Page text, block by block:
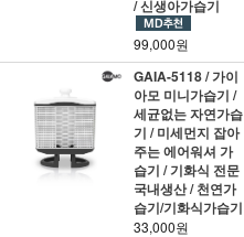
/ 신생아가습기
99,000원
GAIA-5118 / 가이
아모 미니가습기 /
세균없는 자연가습
기 / 미세먼지 잡아
주는 에어워셔 가
습기 / 기화식 전문
국내생산 / 천연가
습기/기화식가습기
33,000원